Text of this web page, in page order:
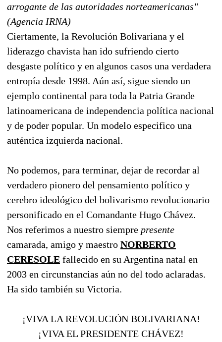
arrogante de las autoridades norteamericanas"
(Agencia IRNA)
Ciertamente, la Revolución Bolivariana y el
liderazgo chavista han ido sufriendo cierto
desgaste político y en algunos casos una verdadera
entropía desde 1998. Aún así, sigue siendo un
ejemplo continental para toda la Patria Grande
latinoamericana de independencia política nacional
y de poder popular. Un modelo especifico una
auténtica izquierda nacional.
No podemos, para terminar, dejar de recordar al
verdadero pionero del pensamiento político y
cerebro ideológico del bolivarismo revolucionario
personificado en el Comandante Hugo Chávez.
Nos referimos a nuestro siempre presente
camarada, amigo y maestro NORBERTO
CERESOLE fallecido en su Argentina natal en
2003 en circunstancias aún no del todo aclaradas.
Ha sido también su Victoria.
¡VIVA LA REVOLUCIÓN BOLIVARIANA!
¡VIVA EL PRESIDENTE CHÁVEZ!